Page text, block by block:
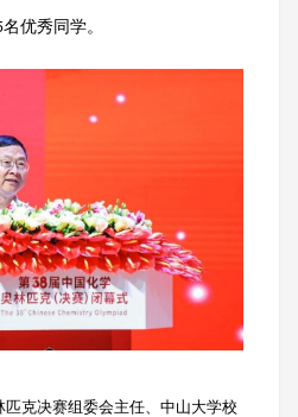
名优秀同学。
匹克决赛组委会主任、中山大学校